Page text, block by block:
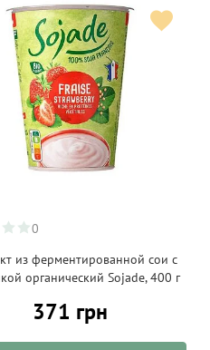
0
из ферментированной сои с
органический Sojade, 400 г
371 грн